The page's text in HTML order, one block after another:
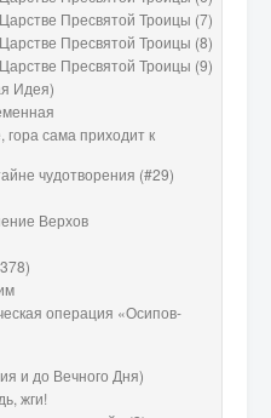
Пресвятой Троицы (7)
Пресвятой Троицы (8)
Пресвятой Троицы (9)
Идея)
гора сама приходит к
чудотворения (#29)
Верхов
операция «Осипов-
и до Вечного Дня)
жги!